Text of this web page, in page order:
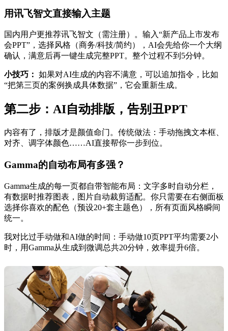
用讯飞智文直接输入主题
国内用户更推荐讯飞智文（需注册）。输入“新产品上市发布
会PPT”，选择风格（商务/科技/简约），AI会先给你一个大纲
确认，满意后再一键生成完整PPT。整个过程不到5分钟。
小技巧： 如果对AI生成的内容不满意，可以追加指令，比如
“把第三页的案例换成具体数据”，它会重新生成。
第二步：AI自动排版，告别丑PPT
内容有了，排版才是颜值命门。传统做法：手动拖拽文本框、
对齐、调字体颜色……AI直接帮你一步到位。
Gamma的自动布局有多强？
Gamma生成的每一页都自带智能布局：文字多时自动分栏，
有数据时推荐图表，图片自动裁剪适配。你只需要在右侧面板
选择你喜欢的配色（预设20+套主题色），所有页面风格瞬间
统一。
我对比过手动做和AI做的时间：手动做10页PPT平均需要2小
时，用Gamma从生成到微调总共20分钟，效率提升6倍。